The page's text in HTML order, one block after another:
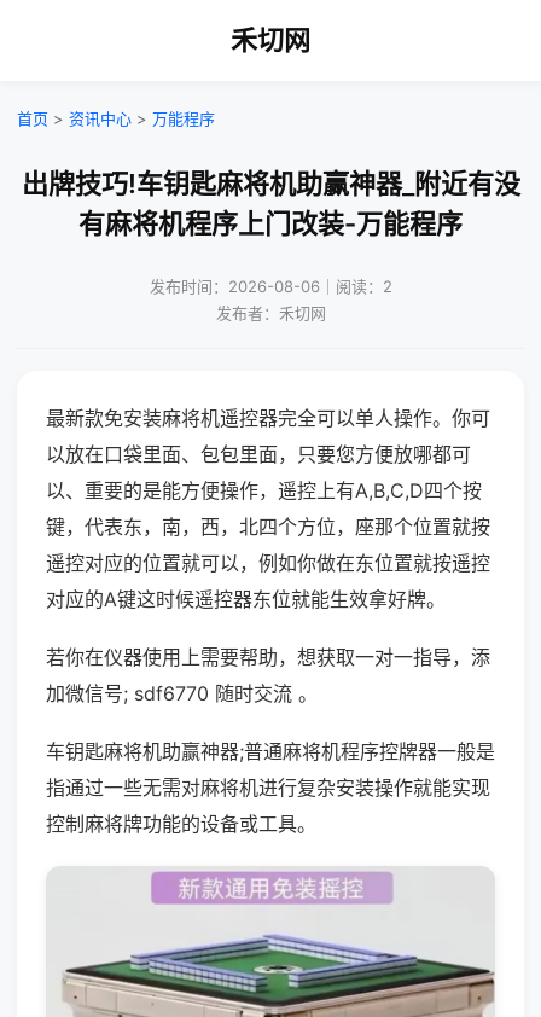
禾切网
首页 > 资讯中心 > 万能程序
出牌技巧!车钥匙麻将机助赢神器_附近有没
有麻将机程序上门改装-万能程序
发布时间：2026-08-06｜阅读：2
发布者：禾切网
最新款免安装麻将机遥控器完全可以单人操作。你可
以放在口袋里面、包包里面，只要您方便放哪都可
以、重要的是能方便操作，遥控上有A,B,C,D四个按
键，代表东，南，西，北四个方位，座那个位置就按
遥控对应的位置就可以，例如你做在东位置就按遥控
对应的A键这时候遥控器东位就能生效拿好牌。
若你在仪器使用上需要帮助，想获取一对一指导，添
加微信号; sdf6770 随时交流 。
车钥匙麻将机助赢神器;普通麻将机程序控牌器一般是
指通过一些无需对麻将机进行复杂安装操作就能实现
控制麻将牌功能的设备或工具。